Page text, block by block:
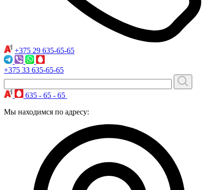
+375 29 635-65-65
+375 33 635-65-65
635 - 65 - 65
Мы находимся по адресу: